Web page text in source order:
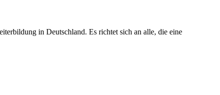
in Deutschland. Es richtet sich an alle, die eine